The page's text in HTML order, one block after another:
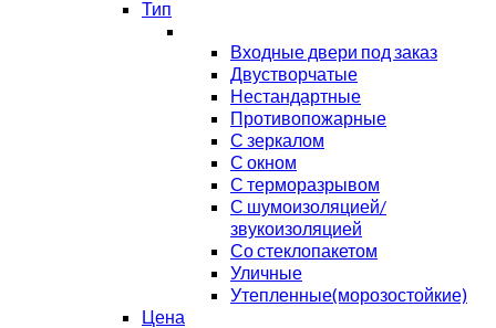
Тип
Входные двери под заказ
Двустворчатые
Нестандартные
Противопожарные
С зеркалом
С окном
С терморазрывом
С шумоизоляцией/
звукоизоляцией
Со стеклопакетом
Уличные
Утепленные(морозостойкие)
Цена